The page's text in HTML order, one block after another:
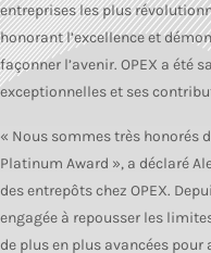
entreprises les plus
honorant l’excellence et
façonner l’avenir. OPEX a été
exceptionnelles et ses
« Nous sommes très honorés
Platinum Award », a déclaré
des entrepôts chez OPEX.
engagée à repousser les
de plus en plus avancées